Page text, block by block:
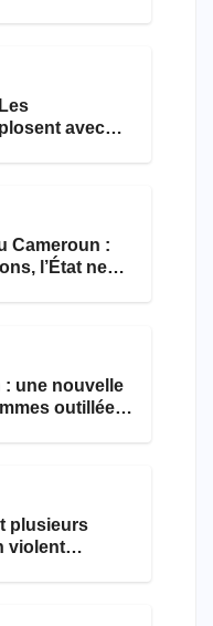
avec
Cameroun :
l’État ne
: une nouvelle
outillées
plusieurs
violent